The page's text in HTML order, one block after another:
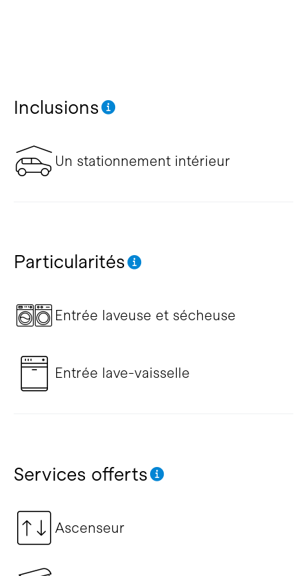
Inclusions
Un stationnement intérieur
Particularités
Entrée laveuse et sécheuse
Entrée lave-vaisselle
Services offerts
Ascenseur